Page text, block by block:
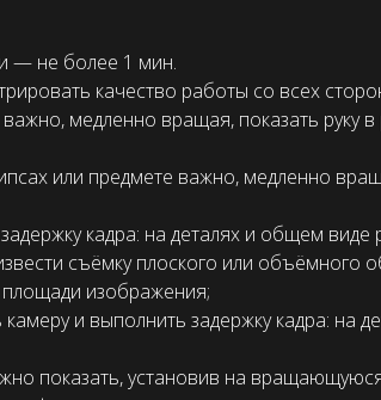
— не более 1 мин.
качество работы со всех
медленно вращая, показать руку в
или предмете важно, медленно
кадра: на деталях и общем виде
съёмку плоского или объёмного
изображения;
и выполнить задержку кадра: на
показать, установив на